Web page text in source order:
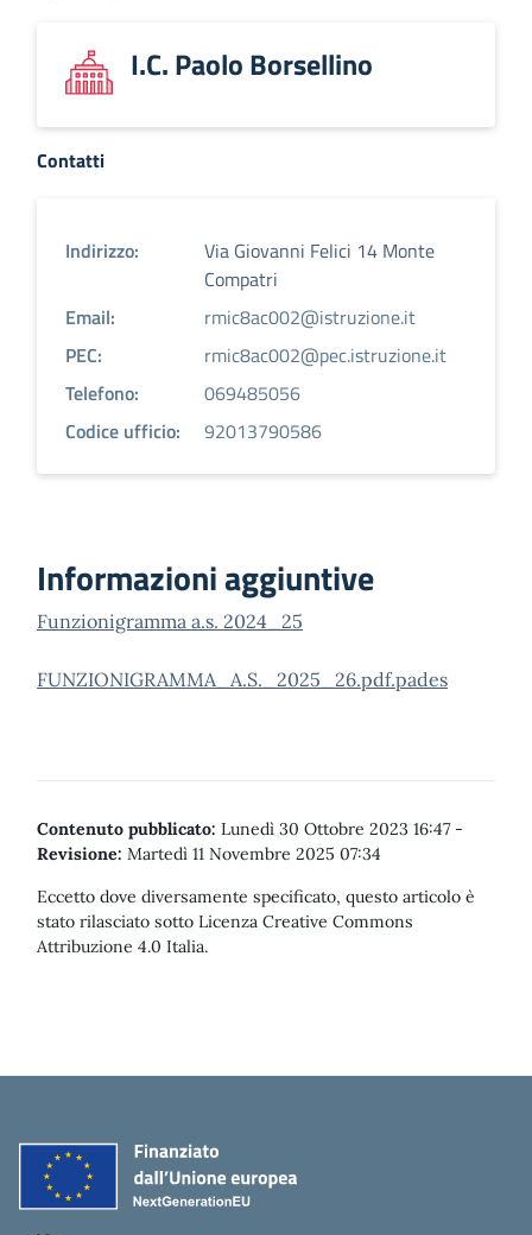
I.C. Paolo Borsellino
Contatti
Indirizzo:
Via Giovanni Felici 14 Monte
Compatri
Email:
rmic8ac002@istruzione.it
PEC:
rmic8ac002@pec.istruzione.it
Telefono:
069485056
Codice ufficio:
92013790586
Informazioni aggiuntive
Funzionigramma a.s. 2024_25
FUNZIONIGRAMMA_A.S._2025_26.pdf.pades
Contenuto pubblicato: Lunedì 30 Ottobre 2023 16:47 -
Revisione: Martedì 11 Novembre 2025 07:34
Eccetto dove diversamente specificato, questo articolo è
stato rilasciato sotto Licenza Creative Commons
Attribuzione 4.0 Italia.